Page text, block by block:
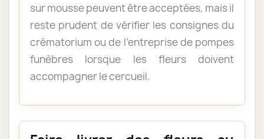
sur mousse peuvent être acceptées, mais il
reste prudent de vérifier les consignes du
crématorium ou de l’entreprise de pompes
funèbres lorsque les fleurs doivent
accompagner le cercueil.